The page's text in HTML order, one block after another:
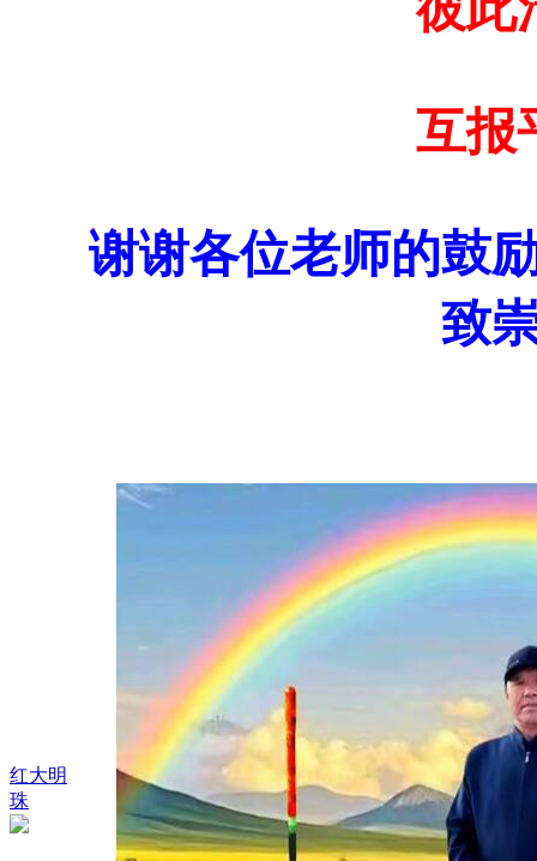
红大明
珠
互报
谢谢各位老师的鼓
致